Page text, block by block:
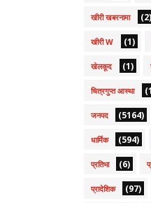
खीरी खबरनामा (2)
खीरी W (1)
खेलकूद (1)
चित्रगुप्त आस्था
जनपद (5164)
धार्मिक (594)
प्रतिभा (6)
प्रादेशिक (97)